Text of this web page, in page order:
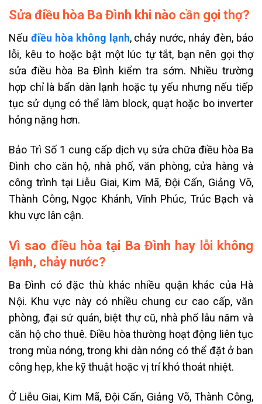
Sửa điều hòa Ba Đình khi nào cần gọi thợ?
Nếu điều hòa không lạnh, chảy nước, nháy đèn, báo
lỗi, kêu to hoặc bật một lúc tự tắt, bạn nên gọi thợ
sửa điều hòa Ba Đình kiểm tra sớm. Nhiều trường
hợp chỉ là bẩn dàn lạnh hoặc tụ yếu nhưng nếu tiếp
tục sử dụng có thể làm block, quạt hoặc bo inverter
hỏng nặng hơn.
Bảo Trì Số 1 cung cấp dịch vụ sửa chữa điều hòa Ba
Đình cho căn hộ, nhà phố, văn phòng, cửa hàng và
công trình tại Liễu Giai, Kim Mã, Đội Cấn, Giảng Võ,
Thành Công, Ngọc Khánh, Vĩnh Phúc, Trúc Bạch và
khu vực lân cận.
Vì sao điều hòa tại Ba Đình hay lỗi không
lạnh, chảy nước?
Ba Đình có đặc thù khác nhiều quận khác của Hà
Nội. Khu vực này có nhiều chung cư cao cấp, văn
phòng, đại sứ quán, biệt thự cũ, nhà phố lâu năm và
căn hộ cho thuê. Điều hòa thường hoạt động liên tục
trong mùa nóng, trong khi dàn nóng có thể đặt ở ban
công hẹp, khe kỹ thuật hoặc vị trí khó thoát nhiệt.
Ở Liễu Giai, Kim Mã, Đội Cấn, Giảng Võ, Thành Công,